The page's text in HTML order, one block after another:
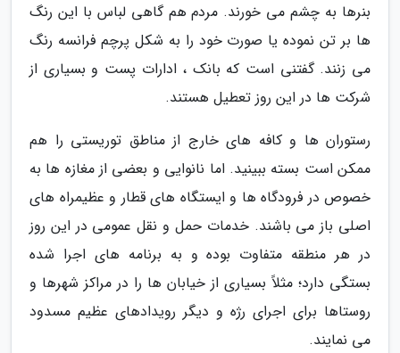
بنرها به چشم می خورند. مردم هم گاهی لباس با این رنگ
ها بر تن نموده یا صورت خود را به شکل پرچم فرانسه رنگ
می زنند. گفتنی است که بانک ، ادارات پست و بسیاری از
شرکت ها در این روز تعطیل هستند.
رستوران ها و کافه های خارج از مناطق توریستی را هم
ممکن است بسته ببینید. اما نانوایی و بعضی از مغازه ها به
خصوص در فرودگاه ها و ایستگاه های قطار و عظیمراه های
اصلی باز می باشند. خدمات حمل و نقل عمومی در این روز
در هر منطقه متفاوت بوده و به برنامه های اجرا شده
بستگی دارد؛ مثلاً بسیاری از خیابان ها را در مراکز شهرها و
روستاها برای اجرای رژه و دیگر رویدادهای عظیم مسدود
می نمایند.